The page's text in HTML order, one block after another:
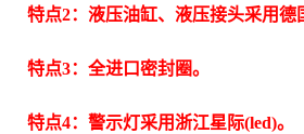
特点2：液压油缸、液压接头采用德
特点3：全进口密封圈。
特点4：警示灯采用浙江星际(led)。